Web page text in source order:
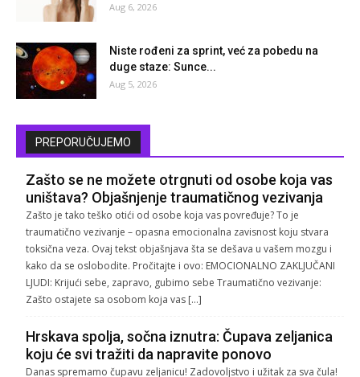
Aug 6, 2026
Niste rođeni za sprint, već za pobedu na
duge staze: Sunce...
Aug 5, 2026
PREPORUČUJEMO
Zašto se ne možete otrgnuti od osobe koja vas
uništava? Objašnjenje traumatičnog vezivanja
Zašto je tako teško otići od osobe koja vas povređuje? To je
traumatično vezivanje – opasna emocionalna zavisnost koju stvara
toksična veza. Ovaj tekst objašnjava šta se dešava u vašem mozgu i
kako da se oslobodite. Pročitajte i ovo: EMOCIONALNO ZAKLJUČANI
LJUDI: Krijući sebe, zapravo, gubimo sebe Traumatično vezivanje:
Zašto ostajete sa osobom koja vas […]
Hrskava spolja, sočna iznutra: Čupava zeljanica
koju će svi tražiti da napravite ponovo
Danas spremamo čupavu zeljanicu! Zadovoljstvo i užitak za sva čula!